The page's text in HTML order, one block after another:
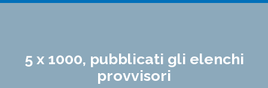
5 x 1000, pubblicati gli elenchi
provvisori